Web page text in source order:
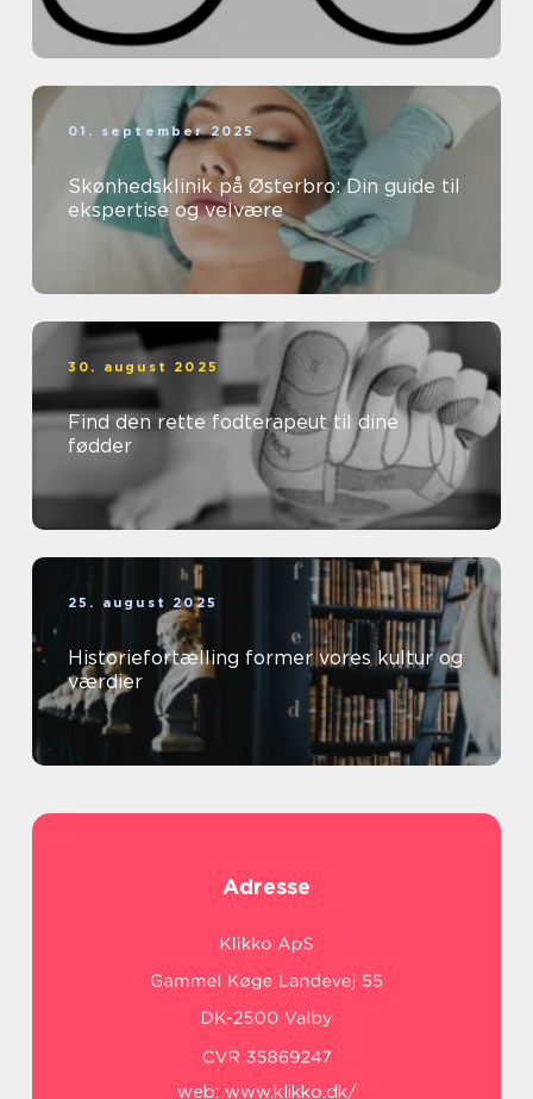
01. september 2025
Skønhedsklinik på Østerbro: Din guide til
ekspertise og velvære
30. august 2025
Find den rette fodterapeut til dine
fødder
25. august 2025
Historiefortælling former vores kultur og
værdier
Adresse
web: www.klikko.dk/